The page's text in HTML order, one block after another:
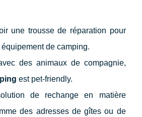
une trousse de réparation pour
de camping.
des animaux de compagnie,
est pet-friendly.
de rechange en matière
des adresses de gîtes ou de